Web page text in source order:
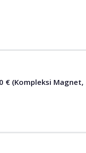
(Kompleksi Magnet,